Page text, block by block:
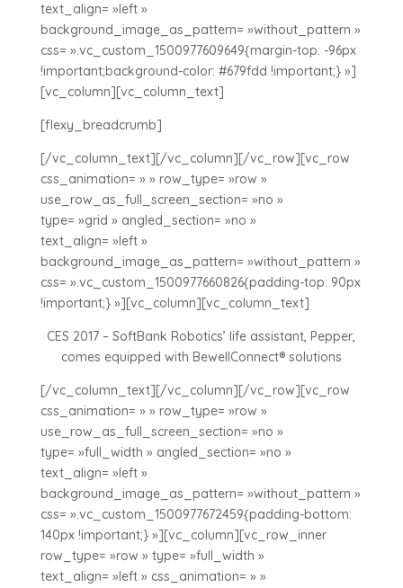
text_align= »left »
background_image_as_pattern= »without_pattern »
css= ».vc_custom_1500977609649{margin-top: -96px
!important;background-color: #679fdd !important;} »]
[vc_column][vc_column_text]
[flexy_breadcrumb]
[/vc_column_text][/vc_column][/vc_row][vc_row
css_animation= » » row_type= »row »
use_row_as_full_screen_section= »no »
type= »grid » angled_section= »no »
text_align= »left »
background_image_as_pattern= »without_pattern »
css= ».vc_custom_1500977660826{padding-top: 90px
!important;} »][vc_column][vc_column_text]
CES 2017 – SoftBank Robotics’ life assistant, Pepper,
comes equipped with BewellConnect® solutions
[/vc_column_text][/vc_column][/vc_row][vc_row
css_animation= » » row_type= »row »
use_row_as_full_screen_section= »no »
type= »full_width » angled_section= »no »
text_align= »left »
background_image_as_pattern= »without_pattern »
css= ».vc_custom_1500977672459{padding-bottom:
140px !important;} »][vc_column][vc_row_inner
row_type= »row » type= »full_width »
text_align= »left » css_animation= » »